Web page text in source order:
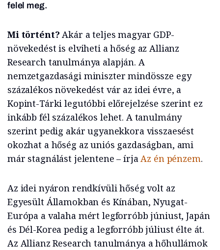
felel meg.
Mi történt? Akár a teljes magyar GDP-
növekedést is elviheti a hőség az Allianz
Research tanulmánya alapján. A
nemzetgazdasági miniszter mindössze egy
százalékos növekedést vár az idei évre, a
Kopint-Tárki legutóbbi előrejelzése szerint ez
inkább fél százalékos lehet. A tanulmány
szerint pedig akár ugyanekkora visszaesést
okozhat a hőség az uniós gazdaságban, ami
már stagnálást jelentene – írjaAz én pénzem.
Az idei nyáron rendkívüli hőség volt az
Egyesült Államokban és Kínában, Nyugat-
Európa a valaha mért legforróbb júniust, Japán
és Dél-Korea pedig a legforróbb júliust élte át.
Az Allianz Research tanulmánya a hőhullámok